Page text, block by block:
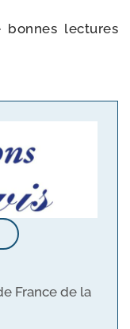
lec­tures
France de la